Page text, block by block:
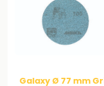
Galaxy Ø 77 mm